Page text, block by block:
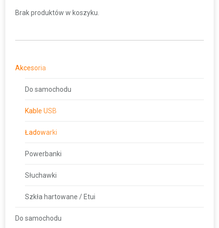
Brak produktów w koszyku.
Akcesoria
Do samochodu
Kable USB
Ładowarki
Powerbanki
Słuchawki
Szkła hartowane / Etui
Do samochodu